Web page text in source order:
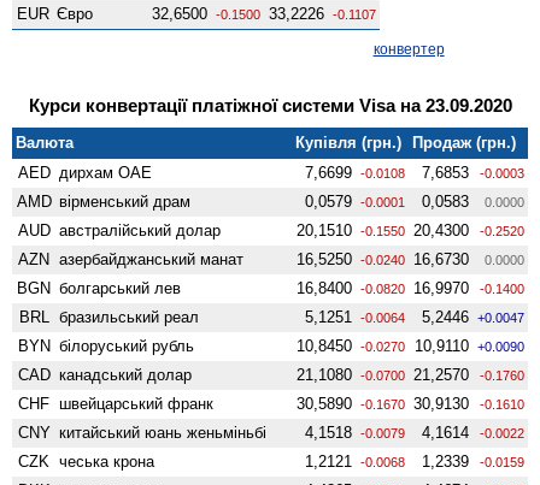
EUR Євро 32,6500 -0.1500 33,2226 -0.1107
конвертер
Курси конвертації платіжної системи Visa на 23.09.2020
Валюта Купівля (грн.)
Продаж (грн.)
AED дирхам ОАЕ 7,6699 -0.0108 7,6853 -0.0003
AMD вiрменський драм 0,0579 -0.0001 0,0583 0.0000
AUD австралійський долар 20,1510 -0.1550 20,4300 -0.2520
AZN азербайджанський манат 16,5250 -0.0240 16,6730 0.0000
BGN болгарський лев 16,8400 -0.0820 16,9970 -0.1400
BRL бразильський реал 5,1251 -0.0064 5,2446 +0.0047
BYN білоруський рубль 10,8450 -0.0270 10,9110 +0.0090
CAD канадський долар 21,1080 -0.0700 21,2570 -0.1760
CHF швейцарський франк 30,5890 -0.1670 30,9130 -0.1610
CNY китайський юань женьмiньбi 4,1518 -0.0079 4,1614 -0.0022
CZK чеська крона 1,2121 -0.0068 1,2339 -0.0159